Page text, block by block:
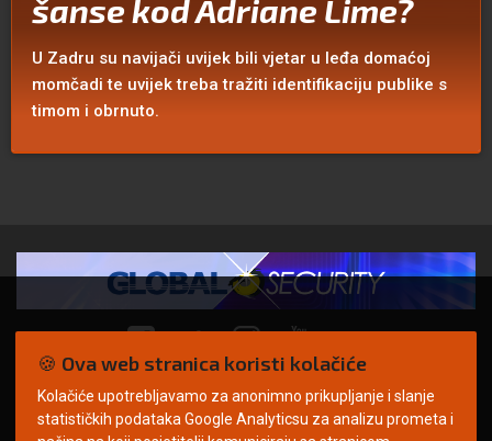
šanse kod Adriane Lime?
U Zadru su navijači uvijek bili vjetar u leđa domaćoj
momčadi te uvijek treba tražiti identifikaciju publike s
timom i obrnuto.
© Copyright 2026. | ARILEO
🍪 Ova web stranica koristi kolačiće
Kolačiće upotrebljavamo za anonimno prikupljanje i slanje
statističkih podataka Google Analyticsu za analizu prometa i